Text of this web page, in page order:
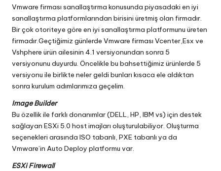
Vmware firması sanallaştırma konusunda piyasadaki en iyi
sanallaştırma platformlarından birisini üretmiş olan firmadır.
Bir çok otoriteye göre en iyi sanallaştırma platformunu üreten
firmadır.Geçtiğimiz günlerde Vmware firması Vcenter,Esx ve
Vshphere ürün ailesinin 4.1 versiyonundan sonra 5
versiyonunu duyurdu. Öncelikle bu bahsettiğimiz ürünlerde 5
versiyonu ile birlikte neler geldi bunları kısaca ele aldıktan
sonra kurulum adımlarımıza geçelim.
Image Builder
Bu özellik ile farklı donanımlar (DELL, HP, IBM vs) için destek
sağlayan ESXi 5.0 host imajları oluşturulabiliyor. Oluşturma
seçenekleri arasında ISO tabanlı, PXE tabanlı ya da
Vmware’in Auto Deploy platformu var.
ESXi Firewall